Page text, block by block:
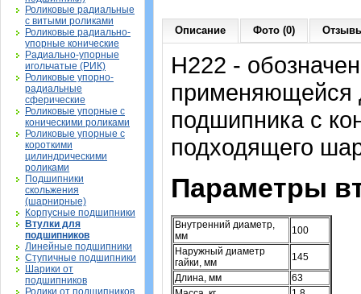
Роликовые радиальные
с витыми роликами
Роликовые радиально-
упорные конические
Радиально-упорные
игольчатые (РИК)
Роликовые упорно-
радиальные
сферические
Роликовые упорные с
коническими роликами
Роликовые упорные с
короткими
цилиндрическими
роликами
Подшипники
скольжения
(шарнирные)
Корпусные подшипники
Втулки для
подшипников
Линейные подшипники
Ступичные подшипники
Шарики от
подшипников
Ролики от подшипников
Описание Фото (0)
H222 -
применяющейся
подшипника с
подходящего
Параметры
Внутренний диаметр,
мм
100
Наружный диаметр
гайки, мм
145
Длина, мм
63